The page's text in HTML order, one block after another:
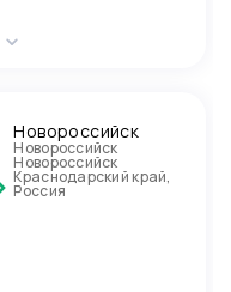
Новороссийск
Новороссийск
Новороссийск
Краснодарский край,
Россия